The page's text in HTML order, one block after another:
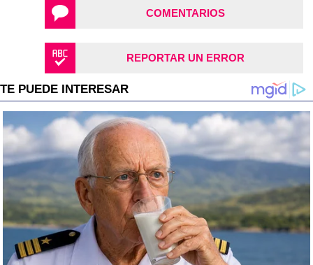
COMENTARIOS
REPORTAR UN ERROR